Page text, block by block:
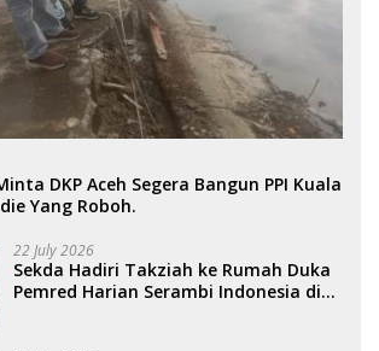
DKP Aceh Segera Bangun PPI Kuala
Yang Roboh.
22 July 2026
Sekda Hadiri Takziah ke Rumah Duka
Pemred Harian Serambi Indonesia di